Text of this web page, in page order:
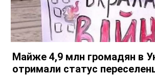
Майже 4,9 млн громадян в
отримали статус